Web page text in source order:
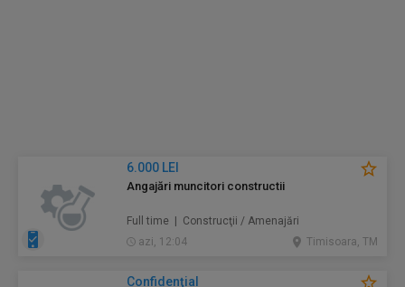
6.000 LEI
Angajări muncitori constructii
Full time | Construcţii / Amenajări
azi, 12:04
Timisoara, TM
Confidenţial